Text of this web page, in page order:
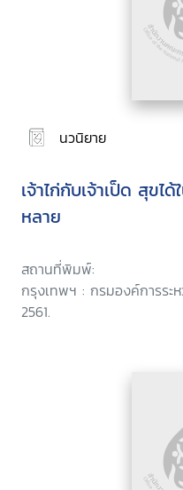
นวนิยาย
เจ้าไก่กับเจ้าเป็ด สุขไ
หลาย
สถานที่พิมพ์:
กรุงเทพฯ : กรมองค์การระห
2561.